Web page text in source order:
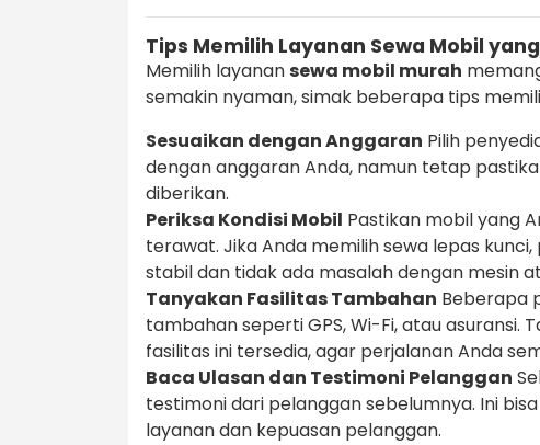
Tips Memilih Layanan Sewa Mobil
Memilih layanansewa mobil murah
semakin nyaman, simak beberapa tips
Sesuaikan dengan Anggaran Pilih
dengan anggaran Anda, namun tetap
diberikan.
Periksa Kondisi Mobil Pastikan mobil yang
terawat. Jika Anda memilih sewa lepas
stabil dan tidak ada masalah dengan mesin
Tanyakan Fasilitas Tambahan Beberapa
tambahan seperti GPS, Wi-Fi, atau asuransi.
fasilitas ini tersedia, agar perjalanan Anda
Baca Ulasan dan Testimoni Pelanggan
testimoni dari pelanggan sebelumnya. Ini
layanan dan kepuasan pelanggan.